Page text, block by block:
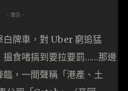
- 廣告 -
牌車，對 Uber 窮追猛
搵食啫搞到要拉要罰……那邊
，一間聲稱「港產、土